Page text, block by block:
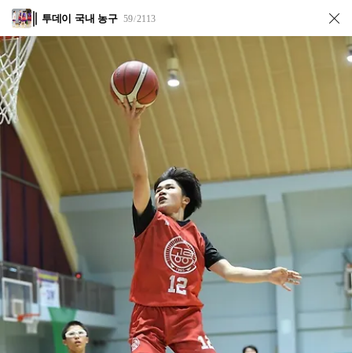
투데이 국내 농구 59/2113